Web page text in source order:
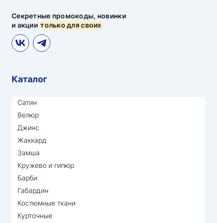
Секретные промокоды, новинки
и акциитолько для своих
Каталог
Сатин
Велюр
Джинс
Жаккард
Замша
Кружево и гипюр
Барби
Габардин
Костюмные ткани
Курточные